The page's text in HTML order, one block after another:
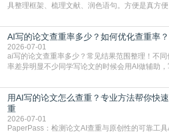
具整理框架、梳理文献、润色语句。方便是真方
五遍还是过不了预检测的大有人在，这时候，找
站，就能少走好多弯路。PaperPass：守护学术原
容的学术合规痛点去年帮一个本科师弟改
AI写的论文查重率多少？如何优化查重率
2026-07-01
ai写的论文查重率多少？常见结果范围整理！不
率差异明显不少同学写论文的时候会用AI做辅助，
实际情况和大家想的不太一样。AI训练依赖海量
内容本质是按照语义概率拼接已有内容，很容易
直接引用整段已有内容，所以查重率偏高是
用AI写的论文怎么查重？专业方法帮你快
重
2026-07-01
PaperPass：检测论文AI查重与原创性的可靠工